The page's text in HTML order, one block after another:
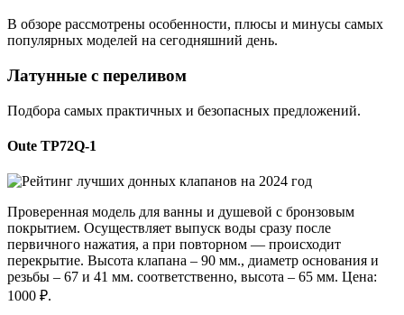
В обзоре рассмотрены особенности, плюсы и минусы самых
популярных моделей на сегодняшний день.
Латунные с переливом
Подбора самых практичных и безопасных предложений.
Oute TP72Q-1
Проверенная модель для ванны и душевой с бронзовым
покрытием. Осуществляет выпуск воды сразу после
первичного нажатия, а при повторном — происходит
перекрытие. Высота клапана – 90 мм., диаметр основания и
резьбы – 67 и 41 мм. соответственно, высота – 65 мм. Цена:
1000 ₽.